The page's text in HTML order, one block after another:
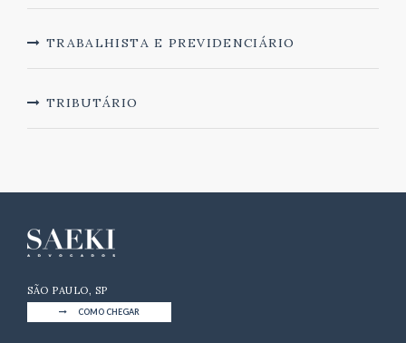
TRABALHISTA E PREVIDENCIÁRIO
TRIBUTÁRIO
SÃO PAULO, SP
COMO CHEGAR